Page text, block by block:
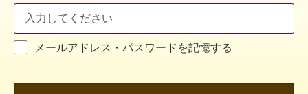
メールアドレス・パスワードを記憶する